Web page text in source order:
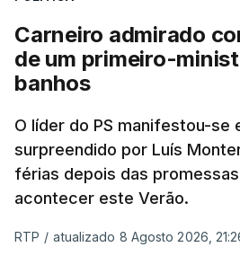
Carneiro admirado
de um primeiro-
banhos
O líder do PS manifestou-se
surpreendido por Luís
férias depois das
acontecer este Verão.
RTP / atualizado 8 Agosto 2026,